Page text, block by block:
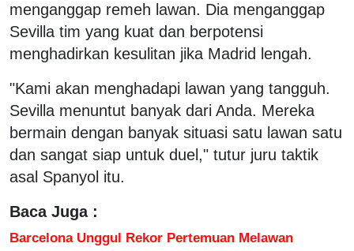
menganggap remeh lawan. Dia menganggap
Sevilla tim yang kuat dan berpotensi
menghadirkan kesulitan jika Madrid lengah.
"Kami akan menghadapi lawan yang tangguh.
Sevilla menuntut banyak dari Anda. Mereka
bermain dengan banyak situasi satu lawan satu
dan sangat siap untuk duel," tutur juru taktik
asal Spanyol itu.
Baca Juga :
Barcelona Unggul Rekor Pertemuan Melawan